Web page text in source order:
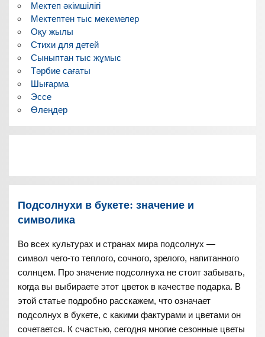
Мектеп әкімшілігі
Мектептен тыс мекемелер
Оқу жылы
Стихи для детей
Сыныптан тыс жұмыс
Тәрбие сағаты
Шығарма
Эссе
Өлеңдер
Подсолнухи в букете: значение и
символика
Во всех культурах и странах мира подсолнух —
символ чего-то теплого, сочного, зрелого, напитанного
солнцем. Про значение подсолнуха не стоит забывать,
когда вы выбираете этот цветок в качестве подарка. В
этой статье подробно расскажем, что означает
подсолнух в букете, с какими фактурами и цветами он
сочетается. К счастью, сегодня многие сезонные цветы